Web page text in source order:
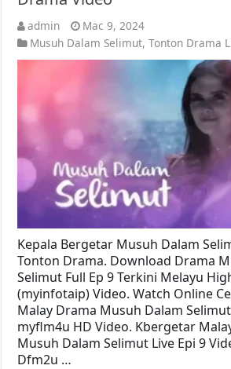
admin
Mac 9, 2024
Musuh Dalam Selimut,Tonton Drama
Kepala Bergetar Musuh Dalam
Tonton Drama. Download Drama
Selimut Full Ep 9 Terkini Melayu
(myinfotaip) Video. Watch Online
Malay Drama Musuh Dalam
myflm4u HD Video. Kbergetar
Musuh Dalam Selimut Live Epi 9
Dfm2u …